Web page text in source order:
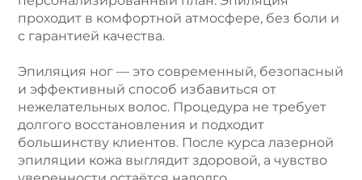
проходит в комфортной атмосфере, без боли и
с гарантией качества.
Эпиляция ног — это современный, безопасный
и эффективный способ избавиться от
нежелательных волос. Процедура не требует
долгого восстановления и подходит
большинству клиентов. После курса лазерной
эпиляции кожа выглядит здоровой, а чувство